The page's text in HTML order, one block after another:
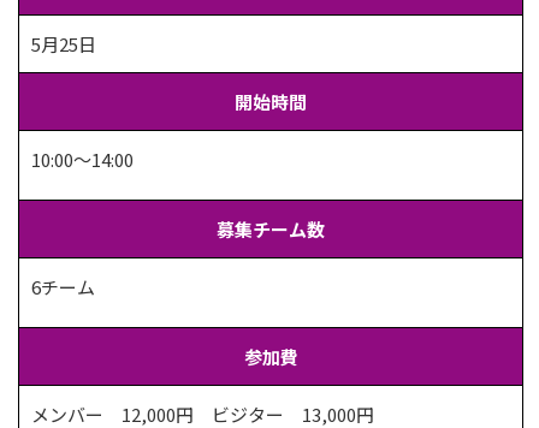
5月25日
開始時間
10:00〜14:00
募集チーム数
6チーム
参加費
メンバー 12,000円 ビジター 13,000円